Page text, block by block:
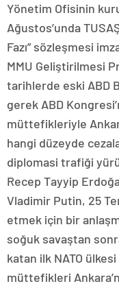
Yönetim Ofisinin
Ağustos’unda
Fazı” sözleşmesi
MMU Geliştirilmesi
tarihlerde eski ABD
gerek ABD
müttefikleriyle
hangi düzeyde
diplomasi trafiği
Recep Tayyip
Vladimir Putin, 25
etmek için bir
soğuk savaştan
katan ilk NATO
müttefikleri